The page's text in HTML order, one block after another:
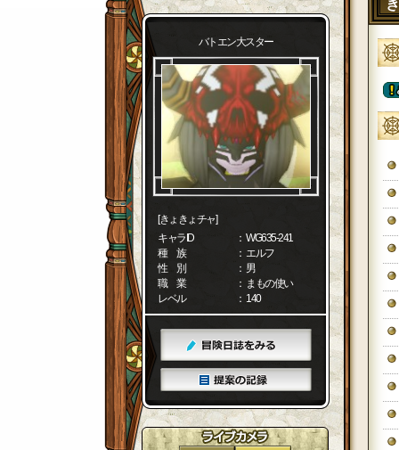
バトエン大スター
[きょきょチャ]
キャラID
： WG635-241
種 族
： エルフ
性 別
： 男
職 業
： まもの使い
レベル
： 140